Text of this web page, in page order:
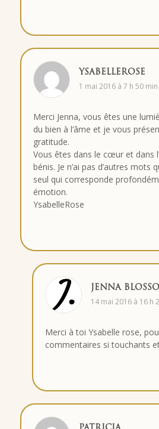
YSABELLEROSE
1 mai 2016 à 7 h 50 min
Merci Jenna, vous êtes une
du bien à l’âme et je vous
gratitude.
Vous êtes dans le cœur et dans
bénis. Je n’ai pas d’autres mots
seul qui corresponde
émotion.
YsabelleRose
JENNA
14 mai 2016 à 16 h
Merci à toi Ysabelle rose,
commentaires si touchants